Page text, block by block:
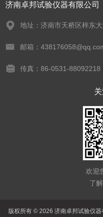
济南卓邦试验仪器有限公司
地址：济南市天桥区梓东
邮箱：
传真：86-0531-88092218
欢迎
了
版权所有 © 2026 济南卓邦试验仪